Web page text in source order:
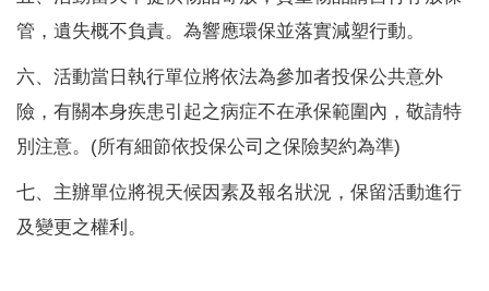
管，遺失概不負責。為響應環保並落實減塑行動。
六、活動當日執行單位將依法為參加者投保公共意外
險，有關本身疾患引起之病症不在承保範圍內，敬請特
別注意。(所有細節依投保公司之保險契約為準)
七、主辦單位將視天候因素及報名狀況，保留活動進行
及變更之權利。